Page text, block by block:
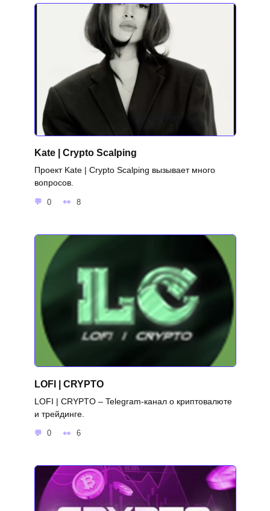
Kate | Crypto Scalping
Проект Kate | Crypto Scalping вызывает много
вопросов.
0 8
LOFI | CRYPTO
LOFI | CRYPTO – Telegram-канал о криптовалюте
и трейдинге.
0 6